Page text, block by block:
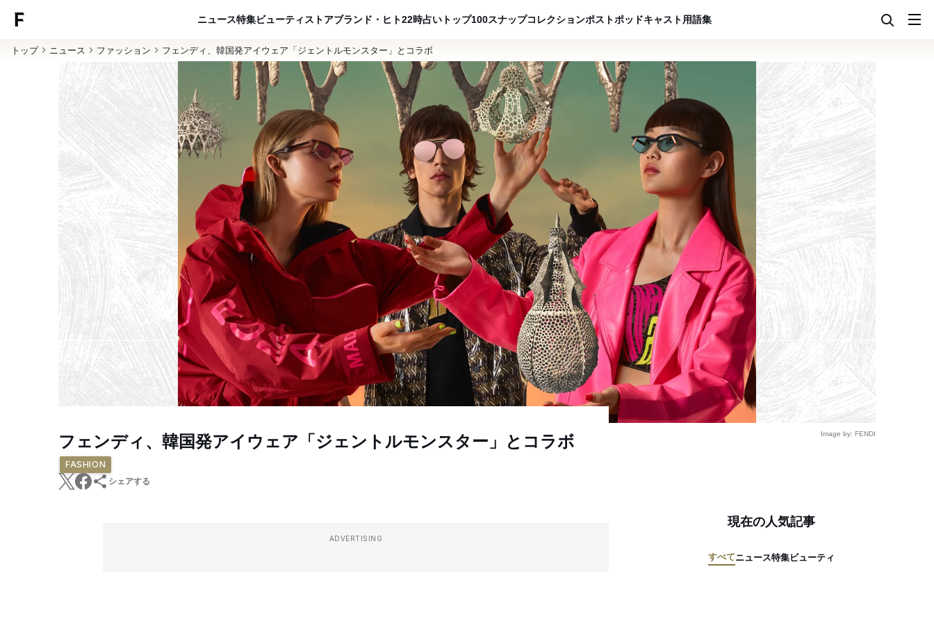
ニュース特集ビューティ ストアブランド・ヒト22時占い トップ100スナップコレクションポストポッドキャスト用語集
トップ ニュース ファッション フェンディ、韓国発アイウェア「ジェントルモンスター」とコラボ
Image by: FENDI
フェンディ、韓国発アイウェア「ジェントルモンスター」とコラボ
FASHION
シェアする
ADVERTISING
現在の人気記事
すべてニュース特集ビューティ